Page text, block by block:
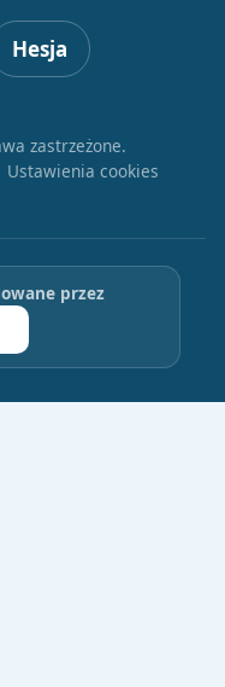
Hesja
zastrzeżone.
Ustawienia cookies
przez